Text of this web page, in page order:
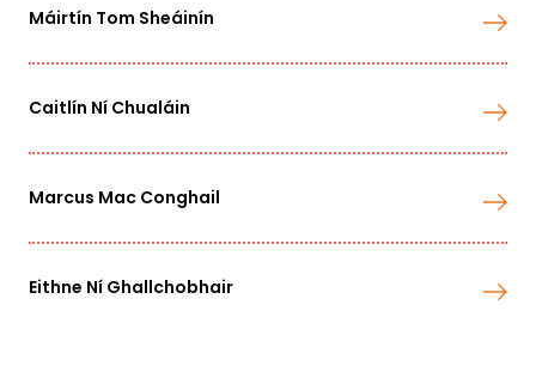
Máirtín Tom Sheáinín
Caitlín Ní Chualáin
Marcus Mac Conghail
Eithne Ní Ghallchobhair